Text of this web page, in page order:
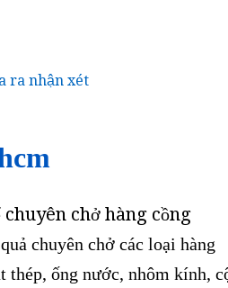
ra nhận xét
chuyên chở hàng cồng
chuyên chở các loại hàng
thép, ống nước, nhôm kính,